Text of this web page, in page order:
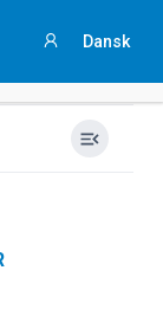
Dansk
andre vedat